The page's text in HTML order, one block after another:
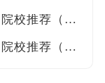
2026韶关自考专升本40+所热门院校推荐（新榜单）
2026汕头自考专升本40+所热门院校推荐（新榜单）